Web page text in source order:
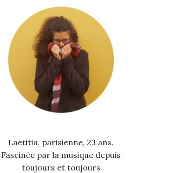
Laetitia, parisienne, 23 ans.
Fascinée par la musique depuis
toujours et toujours